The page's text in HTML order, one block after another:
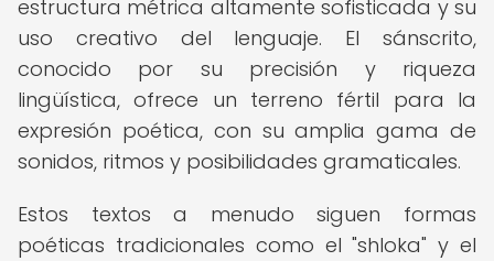
estructura métrica altamente sofisticada y su
uso creativo del lenguaje. El sánscrito,
conocido por su precisión y riqueza
lingüística, ofrece un terreno fértil para la
expresión poética, con su amplia gama de
sonidos, ritmos y posibilidades gramaticales.
Estos textos a menudo siguen formas
poéticas tradicionales como el "shloka" y el